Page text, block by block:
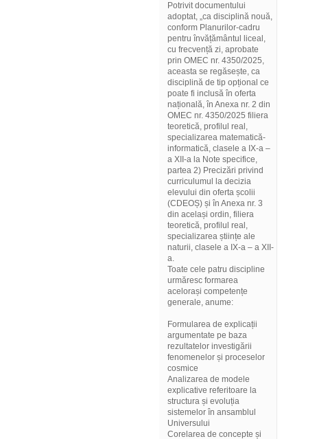
Potrivit documentului
adoptat, „ca disciplină nouă,
conform Planurilor-cadru
pentru învățământul liceal,
cu frecvență zi, aprobate
prin OMEC nr. 4350/2025,
aceasta se regăsește, ca
disciplină de tip opțional ce
poate fi inclusă în oferta
națională, în Anexa nr. 2 din
OMEC nr. 4350/2025 filiera
teoretică, profilul real,
specializarea matematică-
informatică, clasele a IX-a –
a XII-a la Note specifice,
partea 2) Precizări privind
curriculumul la decizia
elevului din oferta școlii
(CDEOȘ) și în Anexa nr. 3
din același ordin, filiera
teoretică, profilul real,
specializarea științe ale
naturii, clasele a IX-a – a XII-
a.
Toate cele patru discipline
urmăresc formarea
acelorași competențe
generale, anume:
Formularea de explicații
argumentate pe baza
rezultatelor investigării
fenomenelor și proceselor
cosmice
Analizarea de modele
explicative referitoare la
structura și evoluția
sistemelor în ansamblul
Universului
Corelarea de concepte și